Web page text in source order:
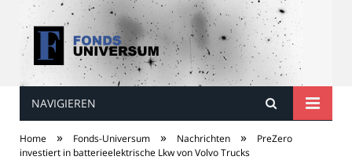
Fonds Universum
NAVIGIEREN
Home » Fonds-Universum » Nachrichten »
PreZero
investiert in batterieelektrische Lkw von Volvo Trucks